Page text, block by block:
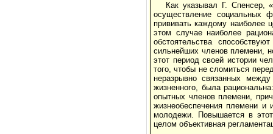
Как указывал Г. Спенсер,
осуществление социальных
прививать каждому наиболее
этом случае наиболее
обстоятельства
сильнейших членов племени,
этот период своей истории
того, чтобы не сломиться
неразрывно связанных
жизненного, была
опытных чле­нов племени,
жизнеобеспечения племени и
молодежи. Повышается в этот
целом объективная